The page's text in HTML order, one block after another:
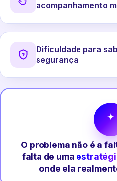
acompanhamento
Dificuldade para
segurança
O problema não é a
falta de uma
onde ela